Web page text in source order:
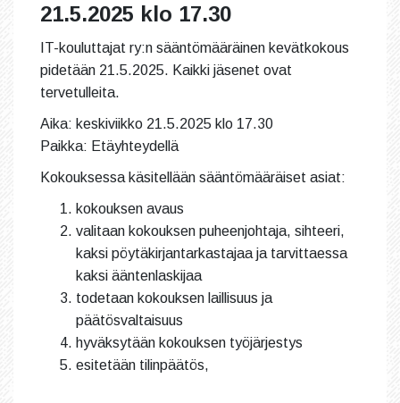
21.5.2025 klo 17.30
IT-kouluttajat ry:n sääntömääräinen kevätkokous
pidetään 21.5.2025. Kaikki jäsenet ovat
tervetulleita.
Aika: keskiviikko 21.5.2025 klo 17.30
Paikka: Etäyhteydellä
Kokouksessa käsitellään sääntömääräiset asiat:
kokouksen avaus
valitaan kokouksen puheenjohtaja, sihteeri,
kaksi pöytäkirjantarkastajaa ja tarvittaessa
kaksi ääntenlaskijaa
todetaan kokouksen laillisuus ja
päätösvaltaisuus
hyväksytään kokouksen työjärjestys
esitetään tilinpäätös,